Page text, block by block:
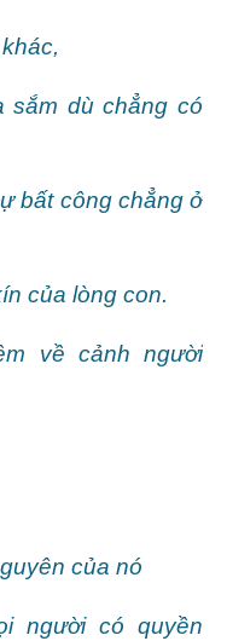
sắm dù chẳng có
bất công chẳng ở
của lòng con.
về cảnh người
của nó
người có quyền